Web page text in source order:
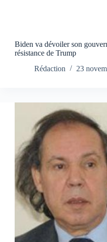
Biden va dévoiler son
résistance de Trump
Rédaction
23